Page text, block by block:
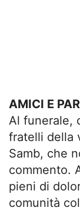
AMICI E
Al funerale,
fratelli della
Samb, che
commento.
pieni di
comunità